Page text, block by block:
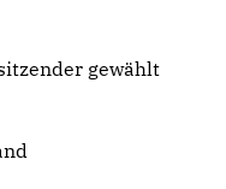
gewählt